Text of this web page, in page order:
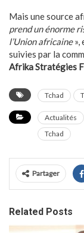
Mais une source
prend un énorme
l’Union africaine»,
suivies par la
Afrika Stratégies
Tchad
Actualités
Tchad
Partager
Related Posts